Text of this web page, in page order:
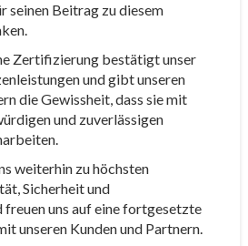
seinen Beitrag zu diesem
Zertifizierung bestätigt unser
und gibt unseren
die Gewissheit, dass sie mit
und zuverlässigen
weiterhin zu höchsten
Sicherheit und
uns auf eine fortgesetzte
unseren Kunden und Partnern.